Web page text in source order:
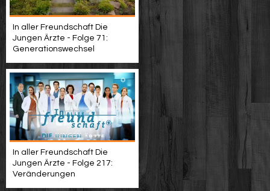
In aller Freundschaft Die
Jungen Ärzte - Folge 71:
Generationswechsel
In aller Freundschaft Die
Jungen Ärzte - Folge 217:
Veränderungen